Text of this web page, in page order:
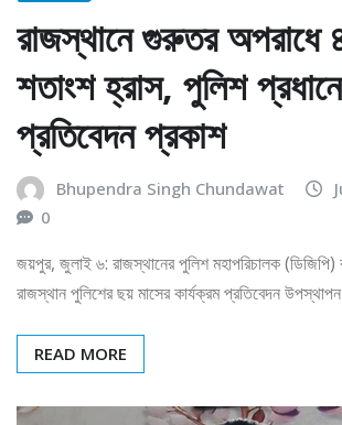
রাজস্থানে গুরুতর অপরাধে
শতাংশ হ্রাস, পুলিশ
প্রতিবেদন প্রকাশ
Bhupendra Singh Chundawat
0
জয়পুর, জুলাই ৬: রাজস্থানের পুলিশ মহাপরিচালক (ডিজিপি)
রাজস্থান পুলিশের ছয় মাসের কার্যক্রম প্রতিবেদন
READ MORE